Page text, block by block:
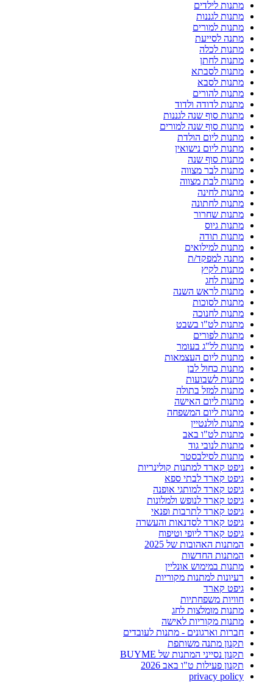
מתנות לילדים
מתנות לגננות
מתנות למורים
מתנה לסייעת
מתנות לכלה
מתנות לחתן
מתנות לסבתא
מתנות לסבא
מתנות להורים
מתנות לדודה ולדוד
מתנות סוף שנה לגננות
מתנות סוף שנה למורים
מתנות ליום הולדת
מתנות ליום נישואין
מתנות סוף שנה
מתנות לבר מצווה
מתנות לבת מצווה
מתנות לחינה
מתנות לחתונה
מתנות שחרור
מתנות גיוס
מתנות תודה
מתנות למילואים
מתנה למפקד/ת
מתנות לקיץ
מתנות לחג
מתנות לראש השנה
מתנות לסוכות
מתנות לחנוכה
מתנות לט"ו בשבט
מתנות לפורים
מתנות לל"ג בעומר
מתנות ליום העצמאות
מתנות כחול לבן
מתנות לשבועות
מתנות למזל בתולה
מתנות ליום האישה
מתנות ליום המשפחה
מתנות לולנטיין
מתנות לט"ו באב
מתנות לנובי גוד
מתנות לסילבסטר
גיפט קארד למתנות קולינריות
גיפט קארד לבתי ספא
גיפט קארד למותגי אופנה
גיפט קארד לנופש ולמלונות
גיפט קארד לתרבות ופנאי
גיפט קארד לסדנאות והעשרה
גיפט קארד ליופי וטיפוח
המתנות האהובות של 2025
המתנות החדשות
מתנות במימוש אונליין
רעיונות למתנות מקוריות
גיפט קארד
חוויות משפחתיות
מתנות מומלצות לחג
מתנות מקוריות לאישה
חברות וארגונים - מתנות לעובדים
תקנון מתנה משותפת
תקנון נסייני המתנות של BUYME
תקנון פעילות ט"ו באב 2026
privacy policy